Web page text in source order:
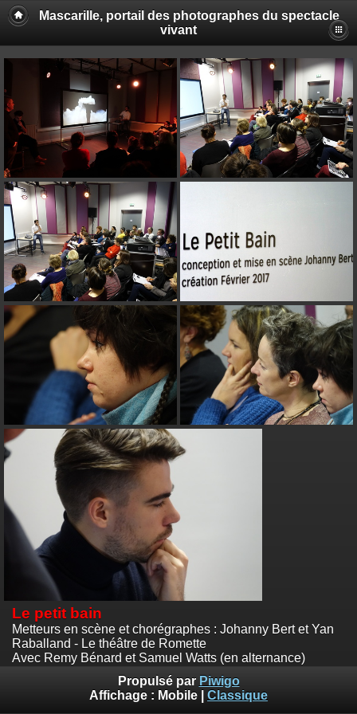
Mascarille, portail des photographes du spectacle
vivant
Le petit bain
Metteurs en scène et chorégraphes : Johanny Bert et Yan
Raballand - Le théâtre de Romette
Avec Remy Bénard et Samuel Watts (en alternance)
© Emile Zeizig
Propulsé par Piwigo
Affichage : Mobile Classique